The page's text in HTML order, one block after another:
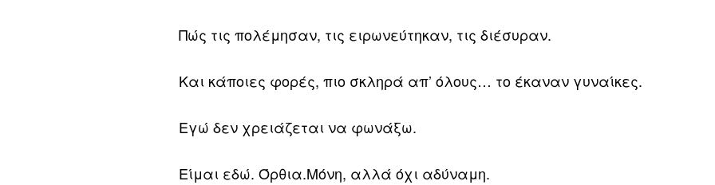
Πώς τις πολέμησαν, τις ειρωνεύτηκαν, τις διέσυραν.
Και κάποιες φορές, πιο σκληρά απ’ όλους… το έκαναν γυναίκες.
Εγώ δεν χρειάζεται να φωνάξω.
Είμαι εδώ. Όρθια.Μόνη, αλλά όχι αδύναμη.